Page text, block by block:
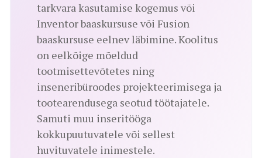
tarkvara kasutamise kogemus või
Inventor baaskursuse või Fusion
baaskursuse eelnev läbimine. Koolitus
on eelkõige mõeldud
tootmisettevõtetes ning
inseneribüroodes projekteerimisega ja
tootearendusega seotud töötajatele.
Samuti muu inseritööga
kokkupuutuvatele või sellest
huvituvatele inimestele.